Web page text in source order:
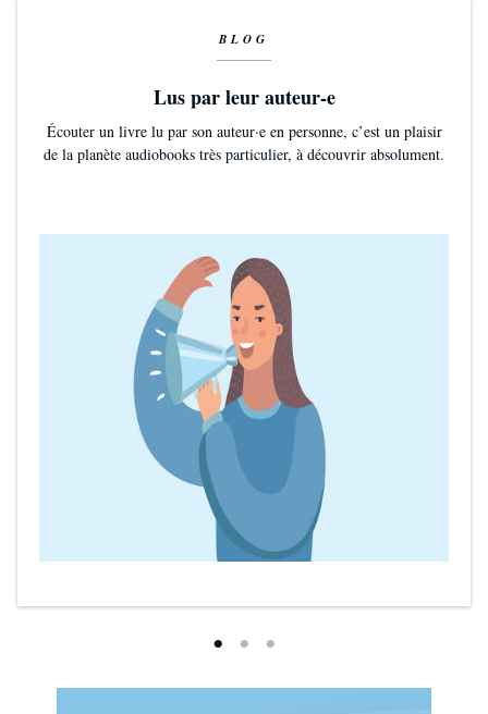
BLOG
Lus par leur auteur-e
Écouter un livre lu par son auteur·e en personne, c’est un plaisir
de la planète audiobooks très particulier, à découvrir absolument.